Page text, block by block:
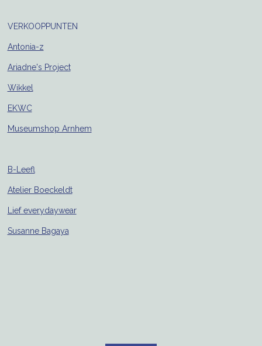
VERKOOPPUNTEN
Antonia-z
Ariadne's Project
Wikkel
EKWC
Museumshop Arnhem
B-Leefl
Atelier Boeckeldt
Lief everydaywear
Susanne Bagaya